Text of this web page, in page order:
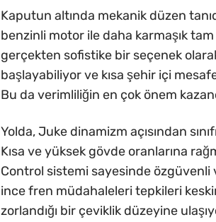
Kaputun altında mekanik düzen
benzinli motor ile daha karmaşık
gerçekten sofistike bir seçenek
başlayabiliyor ve kısa şehir içi
Bu da verimliliğin en çok önem
Yolda, Juke dinamizm açısından
Kısa ve yüksek gövde oranlarına
Control sistemi sayesinde
ince fren müdahaleleri tepkileri
zorlandığı bir çeviklik düzeyine